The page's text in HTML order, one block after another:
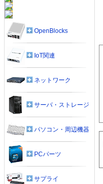
OpenBlocks
IoT関連
ネットワーク
サーバ・ストレージ
パソコン・周辺機器
PCパーツ
サプライ